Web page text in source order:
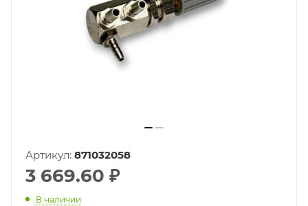
Артикул: 871032058
3 669.60 ₽
В наличии